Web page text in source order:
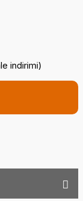
indirimi)